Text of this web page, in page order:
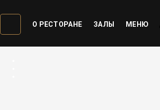
О РЕСТОРАНЕ ЗАЛЫ МЕНЮ